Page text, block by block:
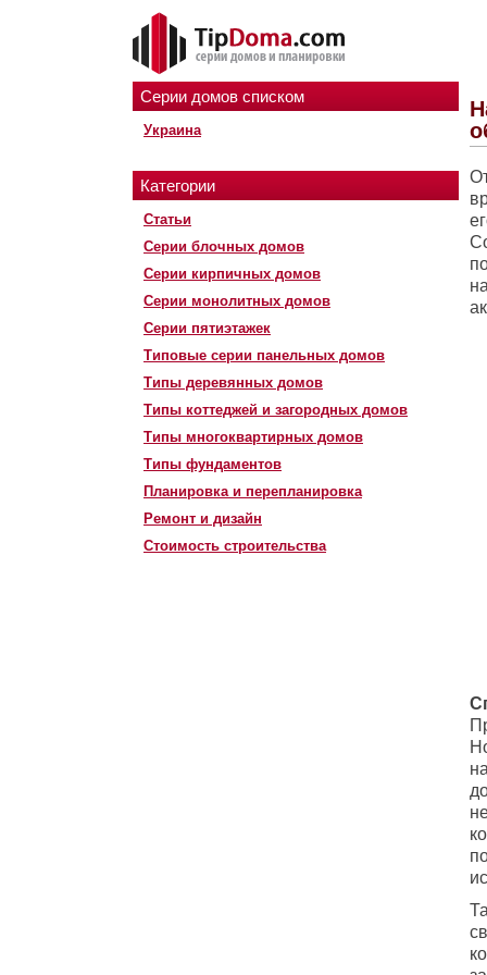
Серии домов списком
Украина
Категории
Статьи
Серии блочных домов
Серии кирпичных домов
Серии монолитных домов
Серии пятиэтажек
Типовые серии панельных домов
Типы деревянных домов
Типы коттеджей и загородных домов
Типы многоквартирных домов
Типы фундаментов
Планировка и перепланировка
Ремонт и дизайн
Стоимость строительства